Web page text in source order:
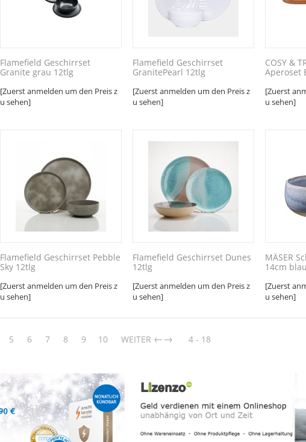
Flamefield Geschirrset
Granite grau 12tlg
[Zuerst anmelden um den Preis z
u sehen]
Flamefield Geschirrset
GranitePearl 12tlg
[Zuerst anmelden um den Preis z
u sehen]
COSY &
Aperoset
[Zuerst
u sehen]
Flamefield Geschirrset Pebble
Sky 12tlg
[Zuerst anmelden um den Preis z
u sehen]
Flamefield Geschirrset Dunes
12tlg
[Zuerst anmelden um den Preis z
u sehen]
MÄSER
14cm blau
[Zuerst
u sehen]
5 6 7 8 9 10 WEITER → 4 - 18